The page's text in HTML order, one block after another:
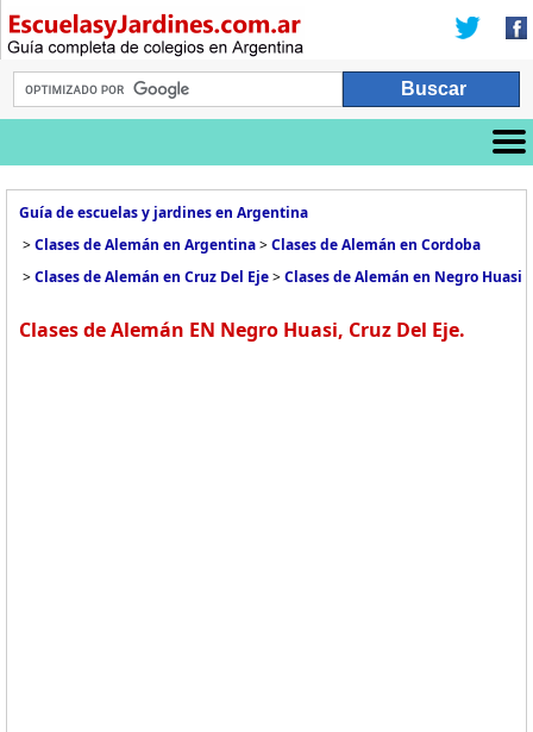
Guía de escuelas y jardines en Argentina
>Clases de Alemán en Argentina>Clases de Alemán en Cordoba
>Clases de Alemán en Cruz Del Eje>Clases de Alemán en Negro Huasi
Clases de Alemán EN Negro Huasi, Cruz Del Eje.